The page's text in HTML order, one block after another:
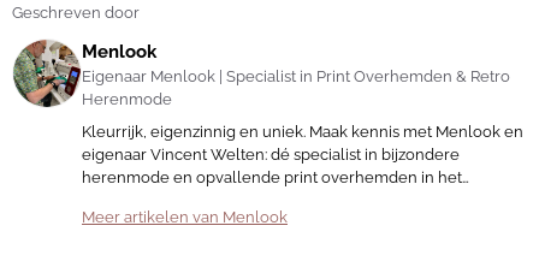
Geschreven door
Menlook
Eigenaar Menlook | Specialist in Print Overhemden & Retro
Herenmode
Kleurrijk, eigenzinnig en uniek. Maak kennis met Menlook en
eigenaar Vincent Welten: dé specialist in bijzondere
herenmode en opvallende print overhemden in het
Meer artikelen van Menlook